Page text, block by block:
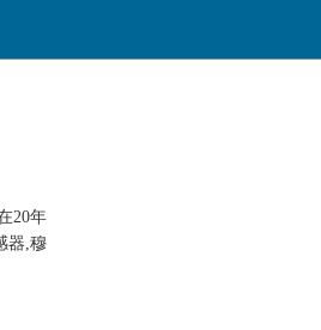
20年
器,穆